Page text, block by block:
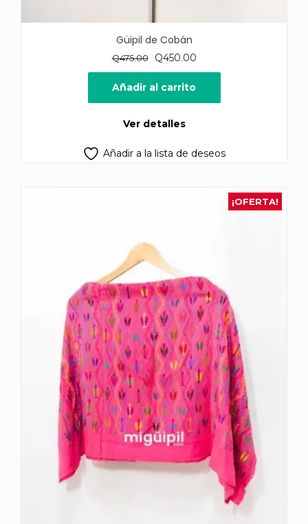
Güipil de Cobán
Q475.00
El
precio
original
era:
Q450.00El
precio
actual
es:
Añadir al carrito
Ver detalles
Añadir a la lista de deseos
¡OFERTA!